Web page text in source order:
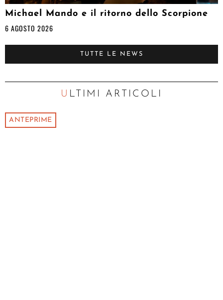
Michael Mando e il ritorno dello Scorpione
6 AGOSTO 2026
TUTTE LE NEWS
ULTIMI ARTICOLI
ANTEPRIME